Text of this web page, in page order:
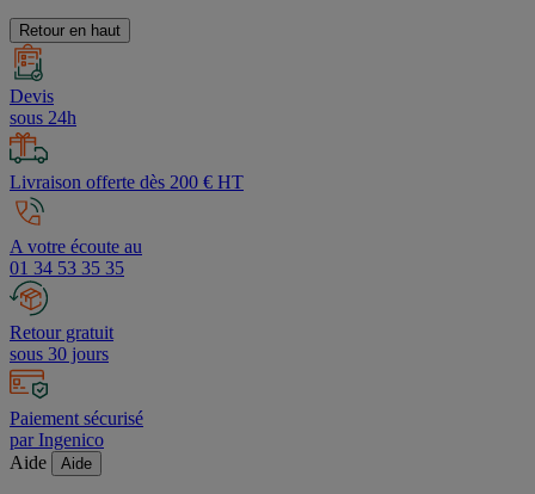
Retour en haut
Devis
sous 24h
Livraison offerte dès 200 € HT
A votre écoute au
01 34 53 35 35
Retour gratuit
sous 30 jours
Paiement sécurisé
par Ingenico
Aide
Aide